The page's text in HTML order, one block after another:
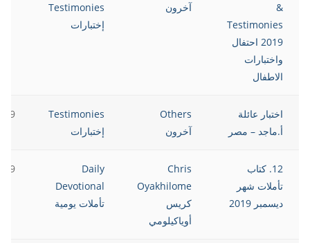
&
Testimonies
2019 احتفال
واختبارات
الاطفال
آخرون
Testimonies
إختبارات
اختبار عائلة
أ.ماجد – مصر
Others
آخرون
Testimonies
إختبارات
12. كتاب
تأملات شهر
ديسمبر 2019
Chris
Oyakhilome
كريس
أوياكيلومي
Daily
Devotional
تأملات يومية